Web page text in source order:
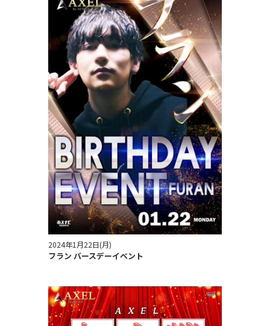
2024年1月22日(月)
フラン バースデーイベント